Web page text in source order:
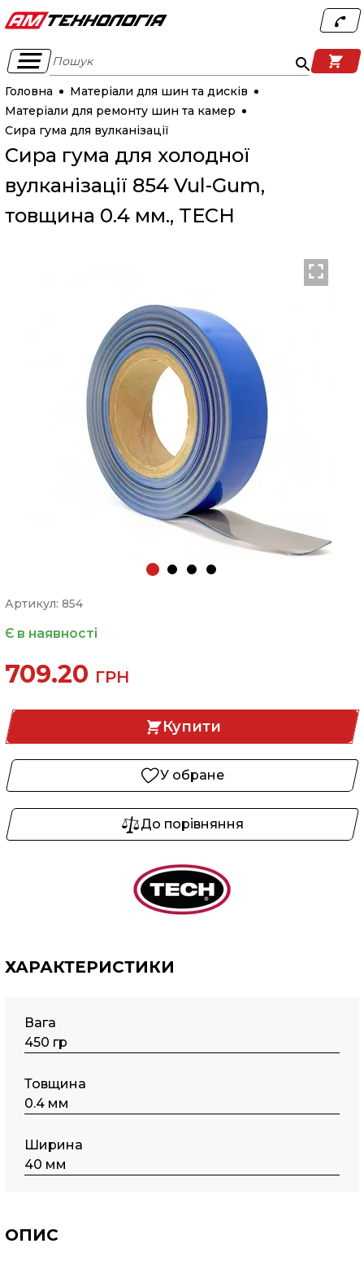
Пошук
Головна
Матеріали для шин та дисків
Матеріали для ремонту шин та камер
Сира гума для вулканізації
Сира гума для холодної
вулканізації 854 Vul-Gum,
товщина 0.4 мм., TECH
Артикул: 854
Є в наявності
709.20 ГРН
Купити
У обране
До порівняння
ХАРАКТЕРИСТИКИ
Вага
450 гр
Товщина
0.4 мм
Ширина
40 мм
ОПИС